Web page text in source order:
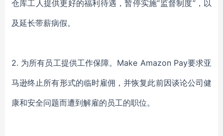
仓库工人提供更好的福利待遇，暂停实施“监督制度”，以
及延长带薪病假。
2. 为所有员工提供工作保障。Make Amazon Pay要求亚
马逊终止所有形式的临时雇佣，并恢复此前因谈论公司健
康和安全问题而遭到解雇的员工的职位。